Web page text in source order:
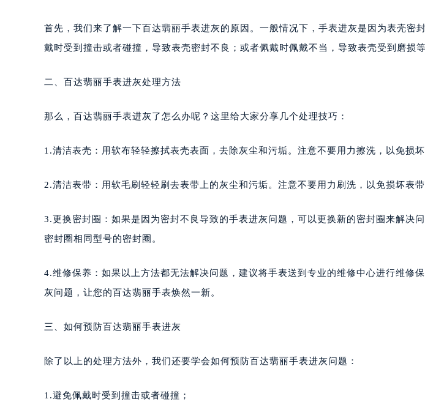
厦门市思明区湖滨东路95号华润大厦写字楼B座11层1104室（需提前预
福州市鼓楼区五四路128-1号恒力城写字楼15层03室（需提前预约）
重庆市江北区观音桥步行街2号融恒时代广场写字楼9层902室（需提前预
郑州市二七区铭功路10号华润大厦写字楼29层2905室（需提前预约）
沈阳市沈河区中街路137号亨得利名表服务中心（品牌授权店）1层整层
乌鲁木齐市天山区红山路26号时代广场（CCMALL）C座17层17-B（需
哈尔滨市道里区友谊西路600号富力中心T2座写字楼29层03室（需提前
大连市中山区人民路15号国际金融大厦7层G室（需提前预约）
东莞市东城街道鸿福东路1号民盈国贸中心T1写字楼9层907室（需提前预
南通市崇川区工农路57号圆融广场写字楼16层1603室（需提前预约）
首先，我们来了解一下百达翡丽手表进灰的原因。一般情况下，手表进灰是因为表壳密
戴时受到撞击或者碰撞，导致表壳密封不良；或者佩戴时佩戴不当，导致表壳受到磨损等
二、百达翡丽手表进灰处理方法
那么，百达翡丽手表进灰了怎么办呢？这里给大家分享几个处理技巧：
1.清洁表壳：用软布轻轻擦拭表壳表面，去除灰尘和污垢。注意不要用力擦洗，以免损坏
2.清洁表带：用软毛刷轻轻刷去表带上的灰尘和污垢。注意不要用力刷洗，以免损坏表带
3.更换密封圈：如果是因为密封不良导致的手表进灰问题，可以更换新的密封圈来解决
密封圈相同型号的密封圈。
4.维修保养：如果以上方法都无法解决问题，建议将手表送到专业的维修中心进行维修
灰问题，让您的百达翡丽手表焕然一新。
三、如何预防百达翡丽手表进灰
除了以上的处理方法外，我们还要学会如何预防百达翡丽手表进灰问题：
1.避免佩戴时受到撞击或者碰撞；